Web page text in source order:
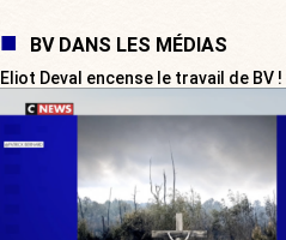
BV DANS LES MÉDIAS
Eliot Deval encense le travail de BV !